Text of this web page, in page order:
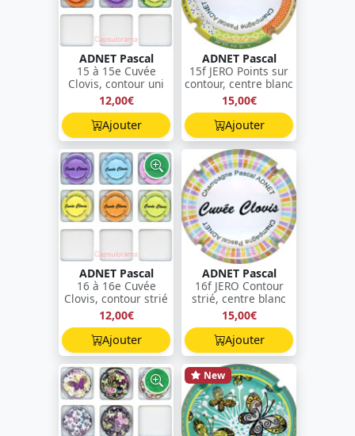
ADNET Pascal
15 à 15e Cuvée
Clovis, contour uni
12,00€
Ajouter
ADNET Pascal
15f JERO Points sur
contour, centre blanc
15,00€
Ajouter
ADNET Pascal
16 à 16e Cuvée
Clovis, contour strié
12,00€
Ajouter
ADNET Pascal
16f JERO Contour
strié, centre blanc
15,00€
Ajouter
New